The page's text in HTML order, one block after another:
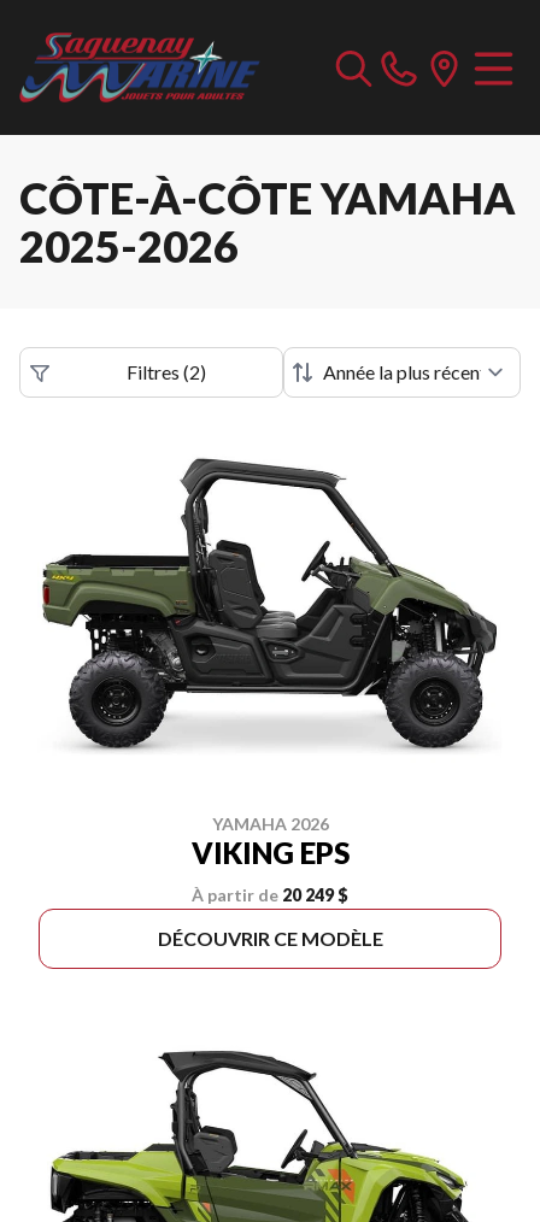
CÔTE-À-CÔTE YAMAHA
2025-2026
Filtres (2)
YAMAHA 2026
VIKING EPS
À partir de 20 249 $
DÉCOUVRIR CE MODÈLE